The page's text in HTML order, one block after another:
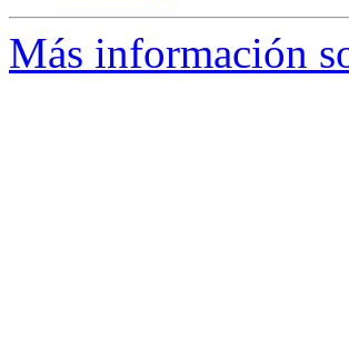
Más información